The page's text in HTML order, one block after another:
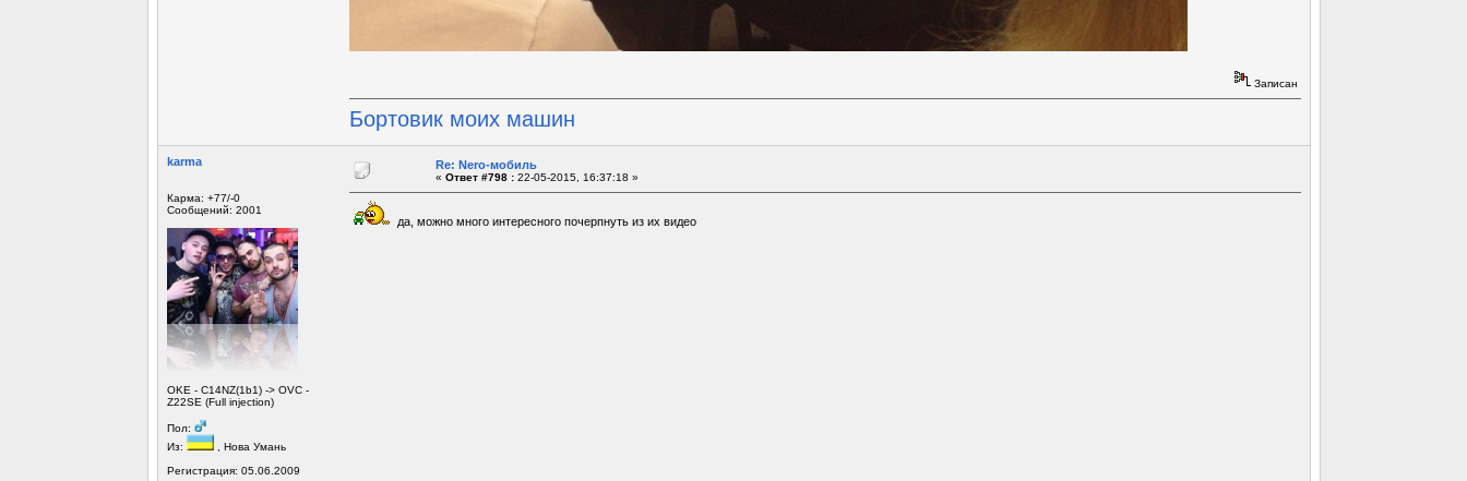
Записан
Бортовик моих машин
karma
Карма: +77/-0
Сообщений: 2001
OKE - С14NZ(1b1) -> OVC -
Z22SE (Full injection)
Пол:
Из:
, Нова Умань
Регистрация: 05.06.2009
Re: Nero-мобиль
« Ответ #798 :22-05-2015, 16:37:18 »
да, можно много интересного почерпнуть из их видео